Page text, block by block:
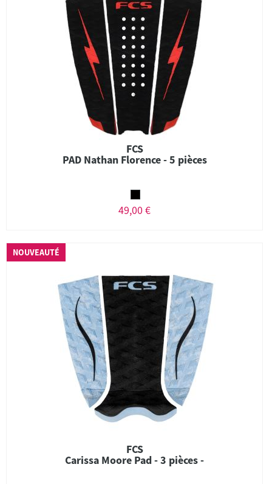
FCS
PAD Nathan Florence - 5 pièces
49,00 €
NOUVEAUTÉ
FCS
Carissa Moore Pad - 3 pièces -